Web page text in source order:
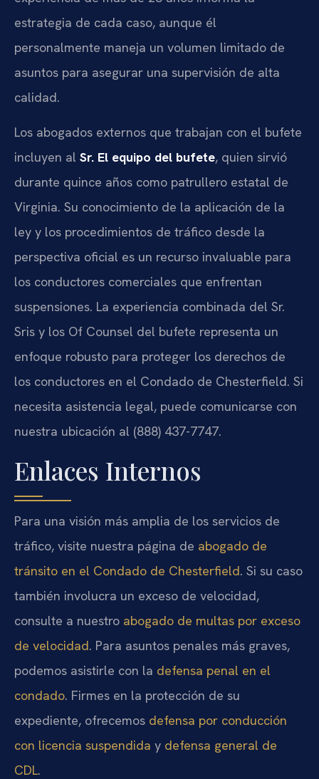
estrategia de cada caso, aunque él
personalmente maneja un volumen limitado de
asuntos para asegurar una supervisión de alta
calidad.
Los abogados externos que trabajan con el bufete
incluyen al Sr. El equipo del bufete, quien sirvió
durante quince años como patrullero estatal de
Virginia. Su conocimiento de la aplicación de la
ley y los procedimientos de tráfico desde la
perspectiva oficial es un recurso invaluable para
los conductores comerciales que enfrentan
suspensiones. La experiencia combinada del Sr.
Sris y los Of Counsel del bufete representa un
enfoque robusto para proteger los derechos de
los conductores en el Condado de Chesterfield. Si
necesita asistencia legal, puede comunicarse con
nuestra ubicación al (888) 437-7747.
Enlaces Internos
Para una visión más amplia de los servicios de
tráfico, visite nuestra página de abogado de
tránsito en el Condado de Chesterfield. Si su caso
también involucra un exceso de velocidad,
consulte a nuestro abogado de multas por exceso
de velocidad. Para asuntos penales más graves,
podemos asistirle con la defensa penal en el
condado. Firmes en la protección de su
expediente, ofrecemos defensa por conducción
con licencia suspendida y defensa general de
CDL.